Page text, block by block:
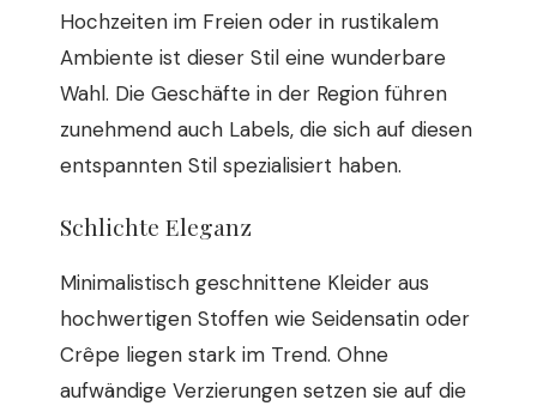
Hochzeiten im Freien oder in rustikalem
Ambiente ist dieser Stil eine wunderbare
Wahl. Die Geschäfte in der Region führen
zunehmend auch Labels, die sich auf diesen
entspannten Stil spezialisiert haben.
Schlichte Eleganz
Minimalistisch geschnittene Kleider aus
hochwertigen Stoffen wie Seidensatin oder
Crêpe liegen stark im Trend. Ohne
aufwändige Verzierungen setzen sie auf die